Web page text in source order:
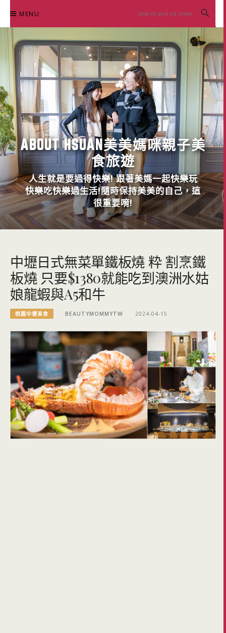
content
MENU
ABOUT HSUAN美美媽咪親子美
食旅遊
人生就是要過得快樂! 跟著美媽一起快樂玩
快樂吃快樂過生活!隨時保持美美的自己，這
很重要唷!
中壢日式無菜單鐵板燒 粋 割烹鐵
板燒 只要$1380就能吃到澳洲水姑
娘龍蝦與A5和牛
桃園中壢美食 BEAUTYMOMMYTW 2024-04-15